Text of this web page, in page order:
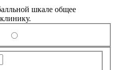
шкале общее